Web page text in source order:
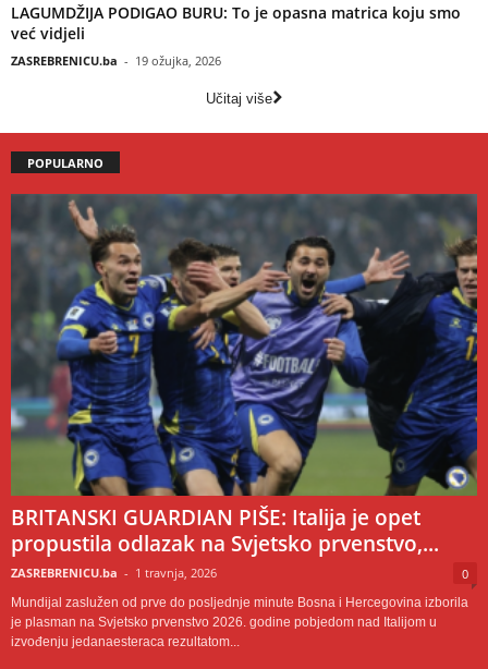
LAGUMDŽIJA PODIGAO BURU: To je opasna matrica koju smo
već vidjeli
ZASREBRENICU.ba - 19 ožujka, 2026
Učitaj više
POPULARNO
BRITANSKI GUARDIAN PIŠE: Italija je opet
propustila odlazak na Svjetsko prvenstvo,...
ZASREBRENICU.ba - 1 travnja, 2026 0
Mundijal zaslužen od prve do posljednje minute Bosna i Hercegovina izborila
je plasman na Svjetsko prvenstvo 2026. godine pobjedom nad Italijom u
izvođenju jedanaesteraca rezultatom...